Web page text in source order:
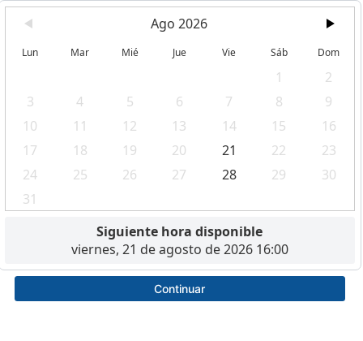
Ago 2026
Lun Mar Mié Jue Vie Sáb Dom
1
2
3
4 5 6 7 8
9
10
11 12 13 14 15
16
17
18 19 20 21 22
23
24
25 26 27 28 29
30
31
Siguiente hora disponible
viernes, 21 de agosto de 2026 16:00
Continuar